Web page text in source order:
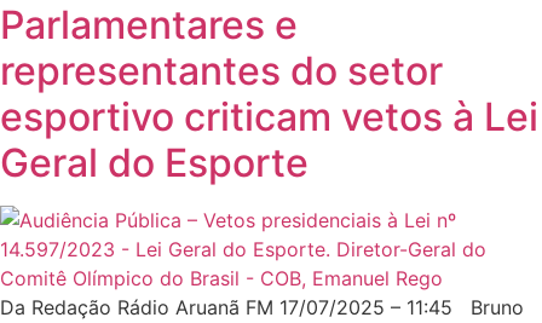
Parlamentares e
representantes do setor
esportivo criticam vetos à Lei
Geral do Esporte
Da Redação Rádio Aruanã FM 17/07/2025 – 11:45 Bruno